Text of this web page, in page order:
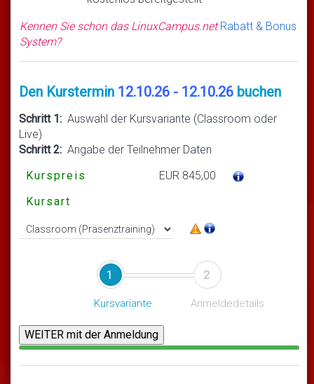
Kennen Sie schon das LinuxCampus.netRabatt & Bonus
System?
Den Kurstermin 12.10.26 - 12.10.26 buchen
Schritt 1: Auswahl der Kursvariante (Classroom oder
Live)
Schritt 2: Angabe der Teilnehmer Daten
Kurspreis
EUR 845,00
Kursart
1
Kursvariante
2
Anmeldedetails